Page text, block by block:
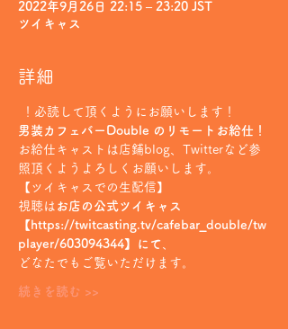
2022年9月26日 22:15 – 23:20 JST
ツイキャス
詳細
！必読して頂くようにお願いします！
男装カフェバーDouble のリモートお給仕！
お給仕キャストは店鋪blog、Twitterなど参
照頂くようよろしくお願いします。
【ツイキャスでの生配信】
視聴は お店の公式ツイキャス
【https://twitcasting.tv/cafebar_double/tw
player/603094344】にて
どなたでもご覧いただけます。
続きを読む >>